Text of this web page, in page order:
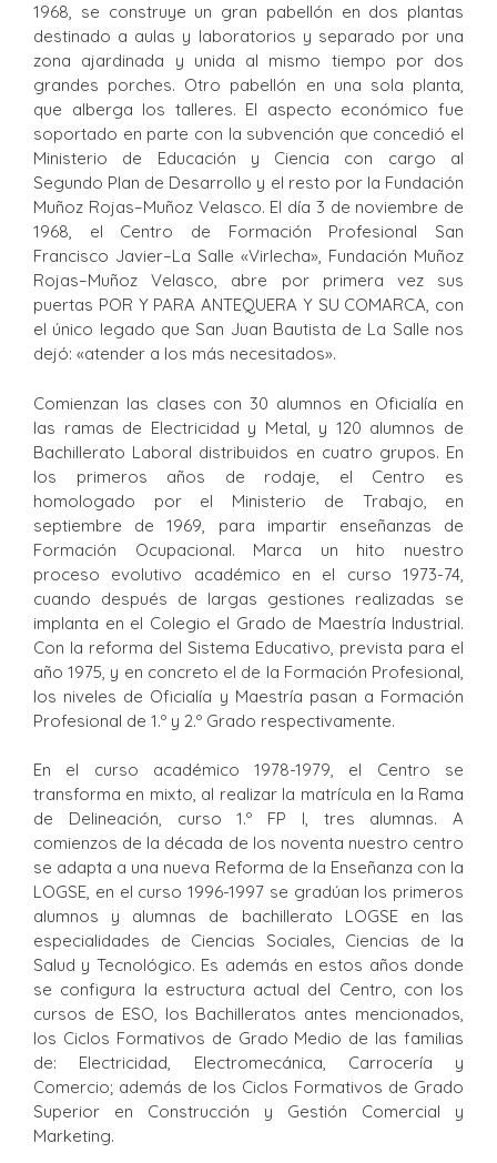
1968, se construye un gran pabellón en dos plantas
destinado a aulas y laboratorios y separado por una
zona ajardinada y unida al mismo tiempo por dos
grandes porches. Otro pabellón en una sola planta,
que alberga los talleres. El aspecto económico fue
soportado en parte con la subvención que concedió el
Ministerio de Educación y Ciencia con cargo al
Segundo Plan de Desarrollo y el resto por la Fundación
Muñoz Rojas–Muñoz Velasco. El día 3 de noviembre de
1968, el Centro de Formación Profesional San
Francisco Javier–La Salle «Virlecha», Fundación Muñoz
Rojas–Muñoz Velasco, abre por primera vez sus
puertas POR Y PARA ANTEQUERA Y SU COMARCA, con
el único legado que San Juan Bautista de La Salle nos
dejó: «atender a los más necesitados».
Comienzan las clases con 30 alumnos en Oficialía en
las ramas de Electricidad y Metal, y 120 alumnos de
Bachillerato Laboral distribuidos en cuatro grupos. En
los primeros años de rodaje, el Centro es
homologado por el Ministerio de Trabajo, en
septiembre de 1969, para impartir enseñanzas de
Formación Ocupacional. Marca un hito nuestro
proceso evolutivo académico en el curso 1973-74,
cuando después de largas gestiones realizadas se
implanta en el Colegio el Grado de Maestría Industrial.
Con la reforma del Sistema Educativo, prevista para el
año 1975, y en concreto el de la Formación Profesional,
los niveles de Oficialía y Maestría pasan a Formación
Profesional de 1.º y 2.º Grado respectivamente.
En el curso académico 1978-1979, el Centro se
transforma en mixto, al realizar la matrícula en la Rama
de Delineación, curso 1.º FP I, tres alumnas. A
comienzos de la década de los noventa nuestro centro
se adapta a una nueva Reforma de la Enseñanza con la
LOGSE, en el curso 1996-1997 se gradúan los primeros
alumnos y alumnas de bachillerato LOGSE en las
especialidades de Ciencias Sociales, Ciencias de la
Salud y Tecnológico. Es además en estos años donde
se configura la estructura actual del Centro, con los
cursos de ESO, los Bachilleratos antes mencionados,
los Ciclos Formativos de Grado Medio de las familias
de: Electricidad, Electromecánica, Carrocería y
Comercio; además de los Ciclos Formativos de Grado
Superior en Construcción y Gestión Comercial y
Marketing.